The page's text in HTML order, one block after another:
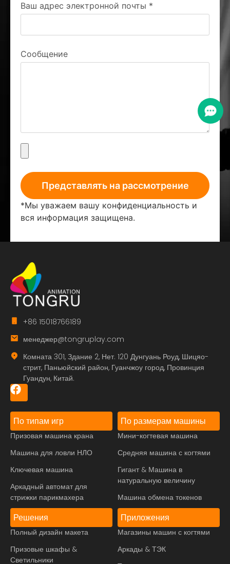
Ваш адрес электронной почты *
Сообщение
Представлять на рассмотрение
*Мы уважаем вашу конфиденциальность и
вся информация защищена.
+86 15018766189
менеджер@tongruplay.com
Комната 301, Здание 2, Нет. 120 Дунгуань Роуд, Шицяо-
стрит, Паньюйский район, Гуанчжоу город, Провинция
Гуандун, Китай.
По типам игр
Призовая машина крана
Машина для ловли НЛО
Ключевая машина
Аркадный автомат для
стрижки парикмахера
По размерам машины
Мини-когтевая машина
Средняя машина с когтями
Гигант & Машина в
натуральную величину
Машина обмена токенов
Решения
Полный дизайн макета
Призовые шкафы &
Светильники
Приложения
Магазины машин с когтями
Аркады & ТЭК